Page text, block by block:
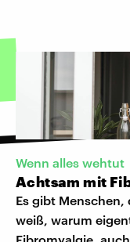
Wenn alles wehtut
Achtsam mit
Es gibt
weiß, warum